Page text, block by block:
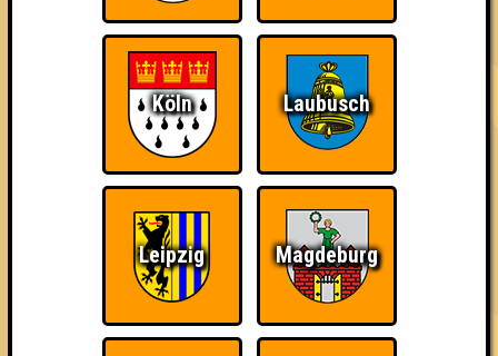
12 13 34
6. Ääähüüyk!!!
9 31
6. ohne Smartphone aufgeschmissen
7. Gummibärenbande
11 30
13 9 29
Köln Laubusch
Leipzig Magdeburg